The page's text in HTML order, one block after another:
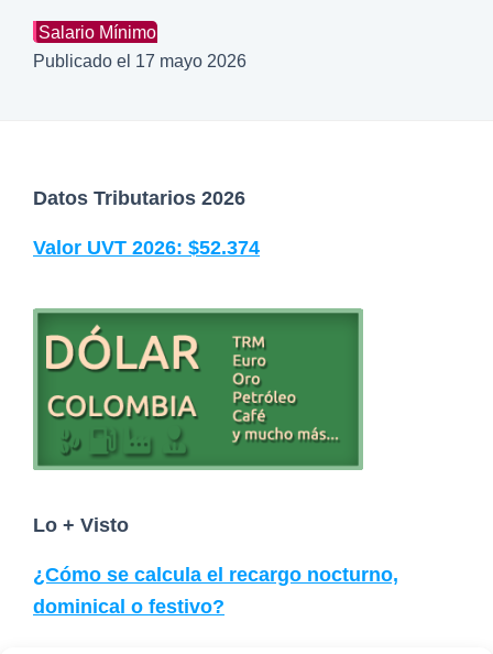
Salario Mínimo
Publicado el 17 mayo 2026
Datos Tributarios 2026
Valor UVT 2026: $52.374
Lo + Visto
¿Cómo se calcula el recargo nocturno,
dominical o festivo?